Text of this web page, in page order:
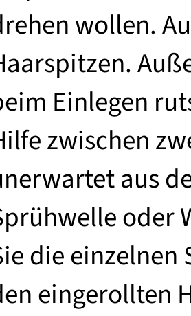
wollen.
Einlegen
zwischen
aus
oder
die einzelnen
eingerollten